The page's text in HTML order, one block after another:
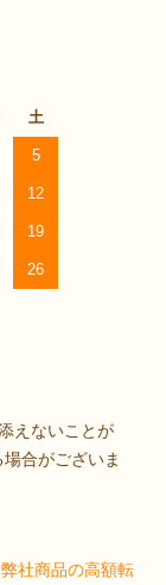
土
5
12
19
26
えないことが
合がございま
社商品の高額転